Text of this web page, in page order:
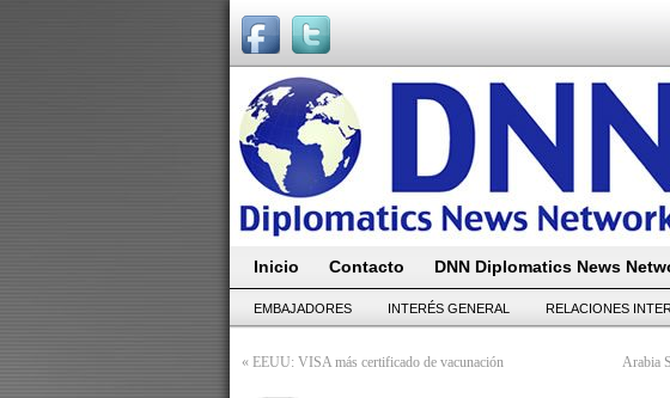
Inicio Contacto DNN Diplomatics News
EMBAJADORES INTERÉS GENERAL RELACIONES
« EEUU: VISA más certificado de vacunación Arabia